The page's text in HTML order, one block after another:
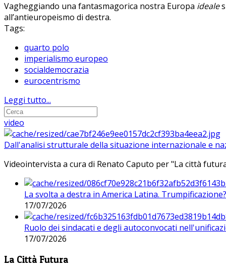
Vagheggiando una fantasmagorica nostra Europa ideale
all’antieuropeismo di destra.
Tags:
quarto polo
imperialismo europeo
socialdemocrazia
eurocentrismo
Leggi tutto...
video
Dall'analisi strutturale della situazione internazionale e
Videointervista a cura di Renato Caputo per "La città
La svolta a destra in America Latina. Trumpificazione?
17/07/2026
Ruolo dei sindacati e degli autoconvocati
17/07/2026
La Città Futura